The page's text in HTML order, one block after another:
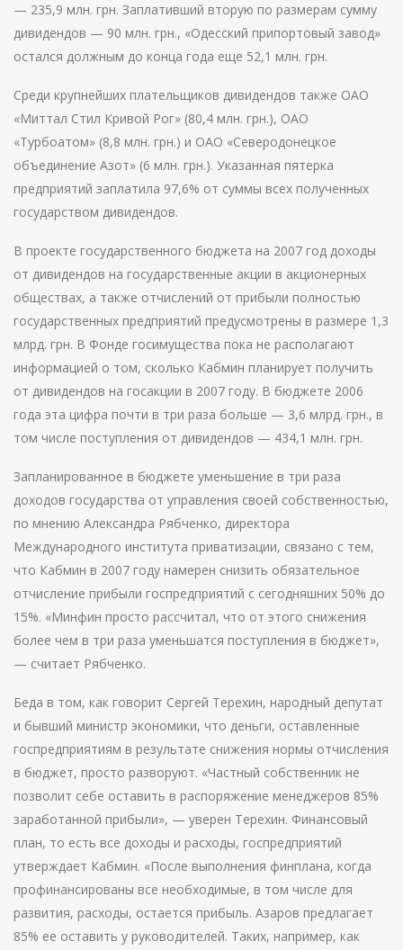
— 235,9 млн. грн. Заплативший вторую по размерам сумму
дивидендов — 90 млн. грн., «Одесский припортовый завод»
остался должным до конца года еще 52,1 млн. грн.
Среди крупнейших плательщиков дивидендов также ОАО
«Миттал Стил Кривой Рог» (80,4 млн. грн.), ОАО
«Турбоатом» (8,8 млн. грн.) и ОАО «Северодонецкое
объединение Азот» (6 млн. грн.). Указанная пятерка
предприятий заплатила 97,6% от суммы всех полученных
государством дивидендов.
В проекте государственного бюджета на 2007 год доходы
от дивидендов на государственные акции в акционерных
обществах, а также отчислений от прибыли полностью
государственных предприятий предусмотрены в размере 1,3
млрд. грн. В Фонде госимущества пока не располагают
информацией о том, сколько Кабмин планирует получить
от дивидендов на госакции в 2007 году. В бюджете 2006
года эта цифра почти в три раза больше — 3,6 млрд. грн., в
том числе поступления от дивидендов — 434,1 млн. грн.
Запланированное в бюджете уменьшение в три раза
доходов государства от управления своей собственностью,
по мнению Александра Рябченко, директора
Международного института приватизации, связано с тем,
что Кабмин в 2007 году намерен снизить обязательное
отчисление прибыли госпредприятий с сегодняшних 50% до
15%. «Минфин просто рассчитал, что от этого снижения
более чем в три раза уменьшатся поступления в бюджет»,
— считает Рябченко.
Беда в том, как говорит Сергей Терехин, народный депутат
и бывший министр экономики, что деньги, оставленные
госпредприятиям в результате снижения нормы отчисления
в бюджет, просто разворуют. «Частный собственник не
позволит себе оставить в распоряжение менеджеров 85%
заработанной прибыли», — уверен Терехин. Финансовый
план, то есть все доходы и расходы, госпредприятий
утверждает Кабмин. «После выполнения финплана, когда
профинансированы все необходимые, в том числе для
развития, расходы, остается прибыль. Азаров предлагает
85% ее оставить у руководителей. Таких, например, как